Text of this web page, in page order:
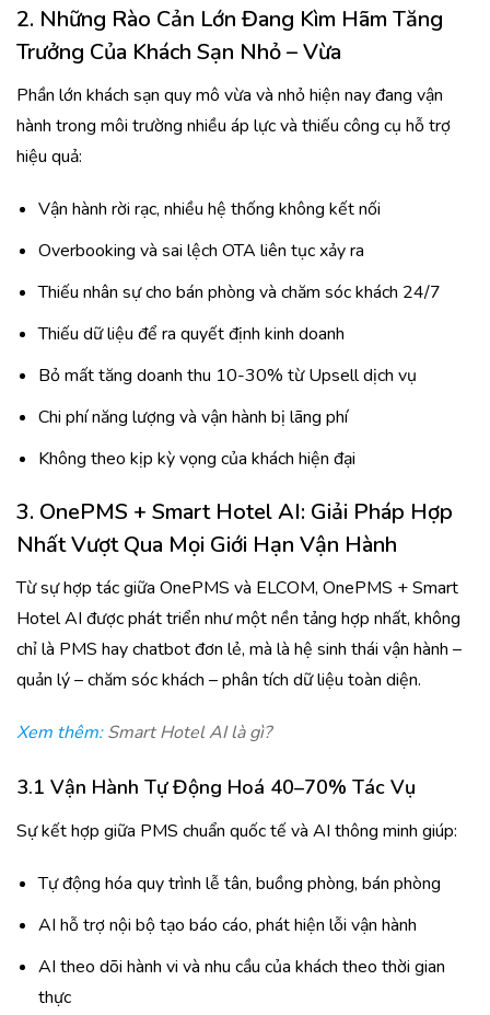
2. Những Rào Cản Lớn Đang Kìm Hãm Tăng
Trưởng Của Khách Sạn Nhỏ – Vừa
Phần lớn khách sạn quy mô vừa và nhỏ hiện nay đang vận
hành trong môi trường nhiều áp lực và thiếu công cụ hỗ trợ
hiệu quả:
Vận hành rời rạc, nhiều hệ thống không kết nối
Overbooking và sai lệch OTA liên tục xảy ra
Thiếu nhân sự cho bán phòng và chăm sóc khách 24/7
Thiếu dữ liệu để ra quyết định kinh doanh
Bỏ mất tăng doanh thu 10-30% từ Upsell dịch vụ
Chi phí năng lượng và vận hành bị lãng phí
Không theo kịp kỳ vọng của khách hiện đại
3. OnePMS + Smart Hotel AI: Giải Pháp Hợp
Nhất Vượt Qua Mọi Giới Hạn Vận Hành
Từ sự hợp tác giữa OnePMS và ELCOM, OnePMS + Smart
Hotel AI được phát triển như một nền tảng hợp nhất, không
chỉ là PMS hay chatbot đơn lẻ, mà là hệ sinh thái vận hành –
quản lý – chăm sóc khách – phân tích dữ liệu toàn diện.
Xem thêm:Smart Hotel AI là gì?
3.1 Vận Hành Tự Động Hoá 40–70% Tác Vụ
Sự kết hợp giữa PMS chuẩn quốc tế và AI thông minh giúp:
Tự động hóa quy trình lễ tân, buồng phòng, bán phòng
AI hỗ trợ nội bộ tạo báo cáo, phát hiện lỗi vận hành
AI theo dõi hành vi và nhu cầu của khách theo thời gian
thực